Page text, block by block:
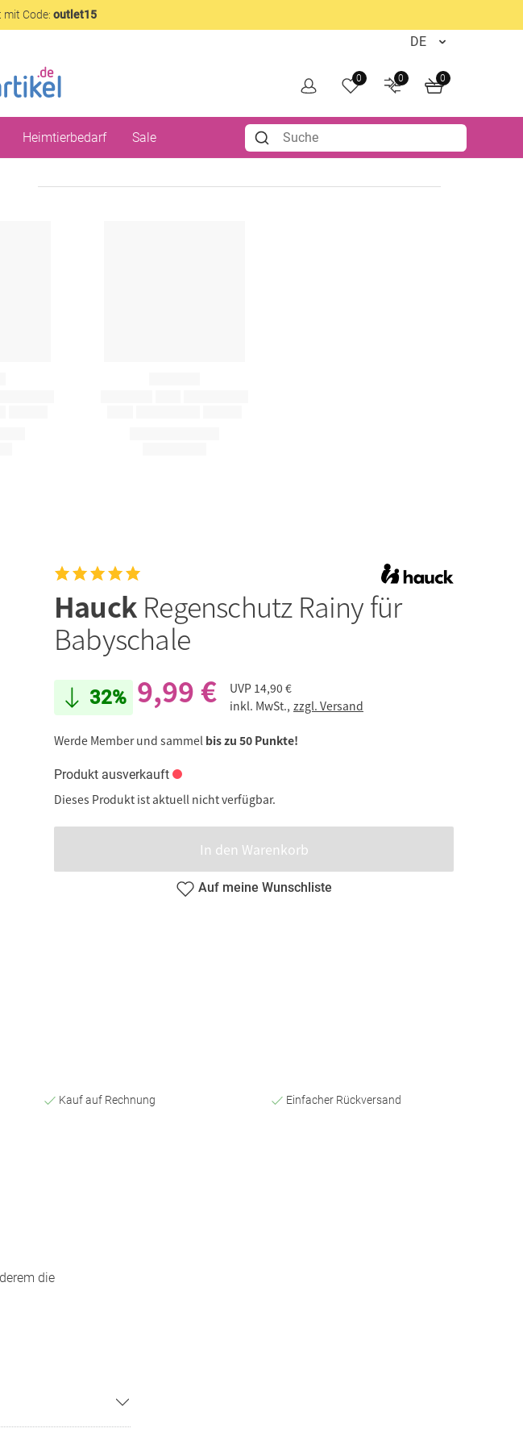
Code: outlet15
0 0 0
Heimtierbedarf Sale
Hauck Regenschutz Rainy für
Babyschale
32% 9,99 € UVP 14,90 €
inkl. MwSt., zzgl. Versand
Werde Member und sammel bis zu 50 Punkte!
Produkt ausverkauft
Dieses Produkt ist aktuell nicht verfügbar.
In den Warenkorb
Auf meine Wunschliste
Kauf auf Rechnung Einfacher Rückversand
die